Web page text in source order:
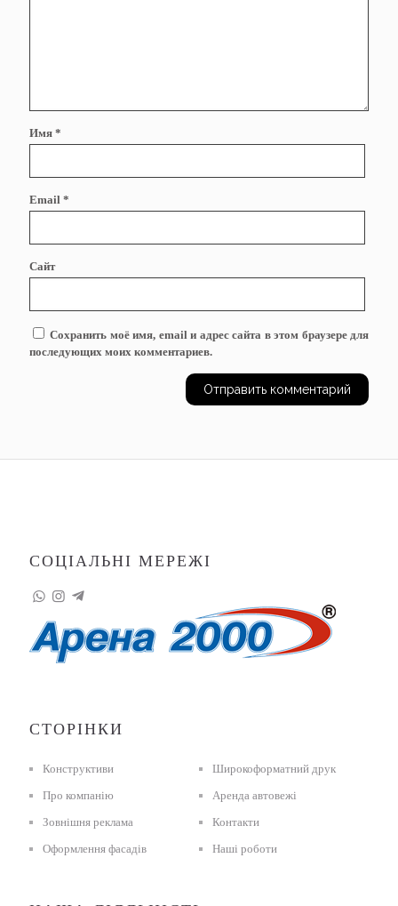
Имя *
Email *
Сайт
Сохранить моё имя, email и адрес сайта в этом браузере для
последующих моих комментариев.
СОЦІАЛЬНІ МЕРЕЖІ
СТОРІНКИ
Конструктиви
Про компанію
Зовнішня реклама
Оформлення фасадів
Широкоформатний друк
Аренда автовежі
Контакти
Наші роботи